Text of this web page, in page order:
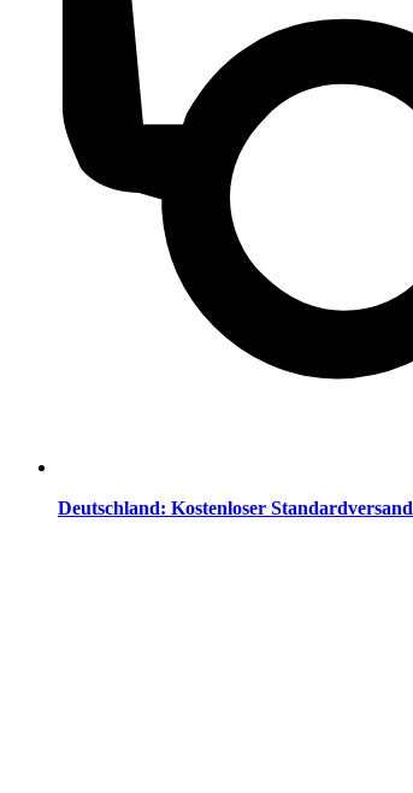
Deutschland: Kostenloser Standardversand